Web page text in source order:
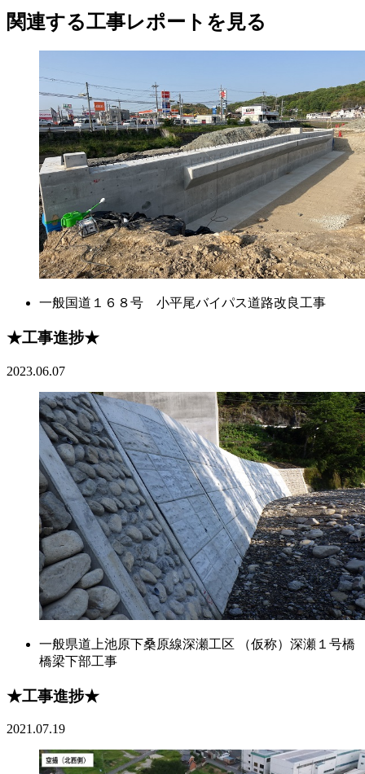
関連する​工事レポートを​見る​
一般国道１６８号 小平尾バイパス道路改良工事
★工事進捗★
2023.06.07
一般県道上池原下桑原線深瀬工区 （仮称）深瀬１号橋
橋梁下部工事
★工事進捗★
2021.07.19